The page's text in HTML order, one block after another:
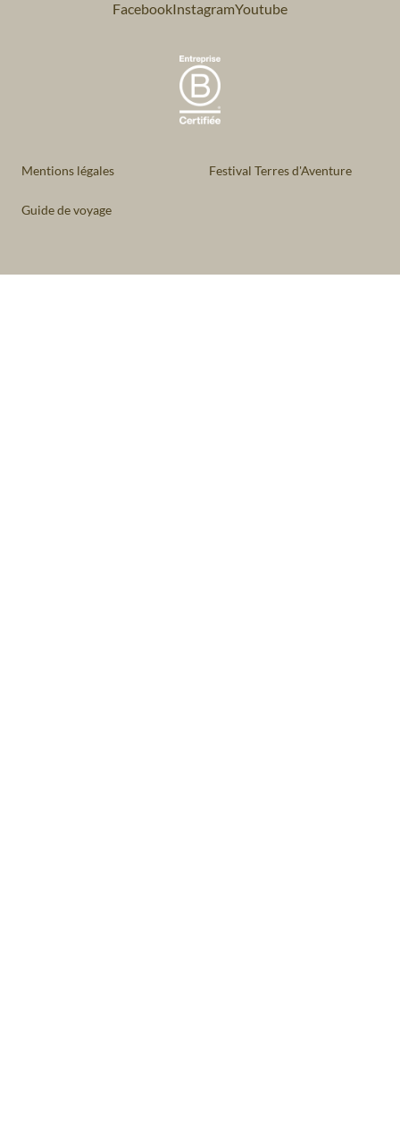
FacebookInstagramYoutube
Mentions légales Festival Terres d'Aventure
Guide de voyage